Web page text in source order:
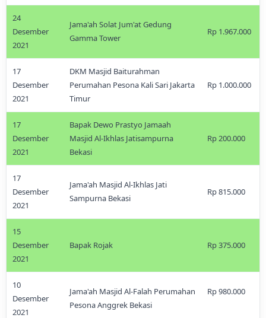
24
Desember
2021
Jama'ah Solat Jum'at Gedung
Gamma Tower
Rp 1.967.000
17
Desember
2021
DKM Masjid Baiturahman
Perumahan Pesona Kali Sari Jakarta
Timur
Rp 1.000.000
17
Desember
2021
Bapak Dewo Prastyo Jamaah
Masjid Al-Ikhlas Jatisampurna
Bekasi
Rp 200.000
17
Desember
2021
Jama'ah Masjid Al-Ikhlas Jati
Sampurna Bekasi
Rp 815.000
15
Desember
2021
Bapak Rojak Rp 375.000
10
Desember
2021
Jama'ah Masjid Al-Falah Perumahan
Pesona Anggrek Bekasi
Rp 980.000